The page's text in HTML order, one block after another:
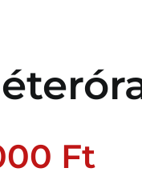
Ft